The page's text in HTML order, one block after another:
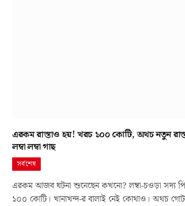
এরকম রাস্তাও হয়! খরচ ১০০ কোটি, অথচ নতুন
লম্বা লম্বা গাছ
সর্বশেষ
এরকম আজব ঘটনা শুনেছেন কখনো? লম্বা-চওড়া সদ্য
১০০ কোটি। খানাখন্দ-র বালাই নেই কোথাও। অথচ